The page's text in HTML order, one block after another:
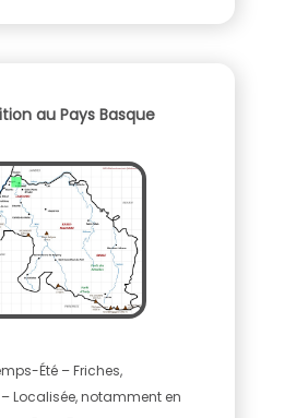
au Pays Basque
Été – Friches,
Localisée, notamment en